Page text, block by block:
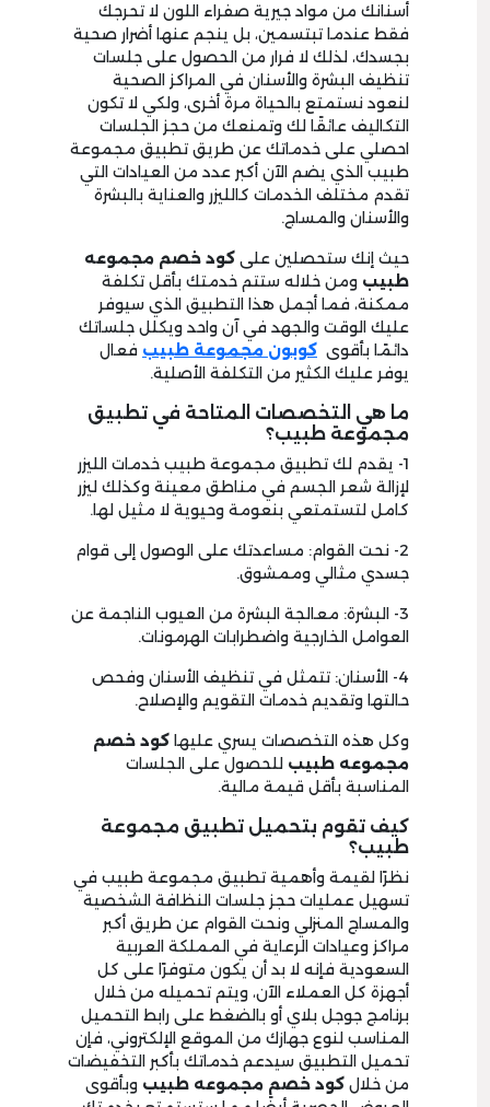
أسنانك من مواد جيرية صفراء اللون لا تحرجك
فقط عندما تبتسمين، بل ينجم عنها أضرار صحية
بجسدك، لذلك لا فرار من الحصول على جلسات
تنظيف البشرة والأسنان في المراكز الصحية
لنعود نستمتع بالحياة مرة أخرى، ولكي لا تكون
التكاليف عائقًا لك وتمنعك من حجز الجلسات
احصلي على خدماتك عن طريق تطبيق مجموعة
طبيب الذي يضم الآن أكبر عدد من العيادات التي
تقدم مختلف الخدمات كالليزر والعناية بالبشرة
والأسنان والمساج.
حيث إنك ستحصلين على كود خصم مجموعه
طبيب ومن خلاله ستتم خدمتك بأقل تكلفة
ممكنة، فما أجمل هذا التطبيق الذي سيوفر
عليك الوقت والجهد في آن واحد ويكلل جلساتك
دائمًا بأقوى كوبون مجموعة طبيب فعال
يوفر عليك الكثير من التكلفة الأصلية.
ما هي التخصصات المتاحة في تطبيق
مجموعة طبيب؟
1- يقدم لك تطبيق مجموعة طبيب خدمات الليزر
لإزالة شعر الجسم في مناطق معينة وكذلك ليزر
كامل لتستمتعي بنعومة وحيوية لا مثيل لها.
2- نحت القوام: مساعدتك على الوصول إلى قوام
جسدي مثالي وممشوق.
3- البشرة: معالجة البشرة من العيوب الناجمة عن
العوامل الخارجية واضطرابات الهرمونات.
4- الأسنان: تتمثل في تنظيف الأسنان وفحص
حالتها وتقديم خدمات التقويم والإصلاح.
وكل هذه التخصصات يسري عليها كود خصم
مجموعه طبيب للحصول على الجلسات
المناسبة بأقل قيمة مالية.
كيف تقوم بتحميل تطبيق مجموعة
طبيب؟
نظرًا لقيمة وأهمية تطبيق مجموعة طبيب في
تسهيل عمليات حجز جلسات النظافة الشخصية
والمساج المنزلي ونحت القوام عن طريق أكبر
مراكز وعيادات الرعاية في المملكة العربية
السعودية فإنه لا بد أن يكون متوفرًا على كل
أجهزة كل العملاء الآن، ويتم تحميله من خلال
برنامج جوجل بلاي أو بالضغط على رابط التحميل
المناسب لنوع جهازك من الموقع الإلكتروني، فإن
تحميل التطبيق سيدعم خدماتك بأكبر التخفيضات
من خلال كود خصم مجموعه طبيب وبأقوى